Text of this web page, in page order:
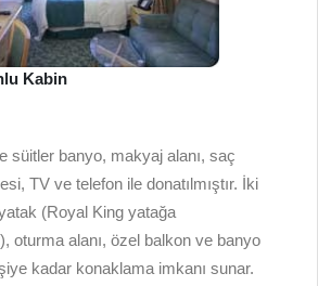
Kabin
süitler banyo, makyaj alanı, saç
TV ve telefon ile donatılmıştır. İki
(Royal King yatağa
oturma alanı, özel balkon ve banyo
kadar konaklama imkanı sunar.